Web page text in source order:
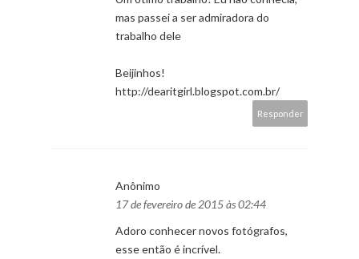
mas passei a ser admiradora do
trabalho dele
Beijinhos!
http://dearitgirl.blogspot.com.br/
Responder
Anônimo
17 de fevereiro de 2015 às 02:44
Adoro conhecer novos fotógrafos,
esse então é incrível.